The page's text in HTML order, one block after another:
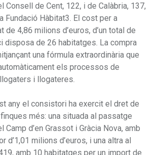
Consell de Cent, 122, i de Calàbria, 137,
Fundació Hàbitat3. El cost per a
de 4,86 milions d’euros, d’un total de
disposa de 26 habitatges. La compra
una fórmula extraordinària que
els processos de
i llogateres.
any el consistori ha exercit el dret de
més: una situada al passatge
Camp d’en Grassot i Gràcia Nova, amb
d’1,01 milions d’euros, i una altra al
amb 10 habitatges per un import de